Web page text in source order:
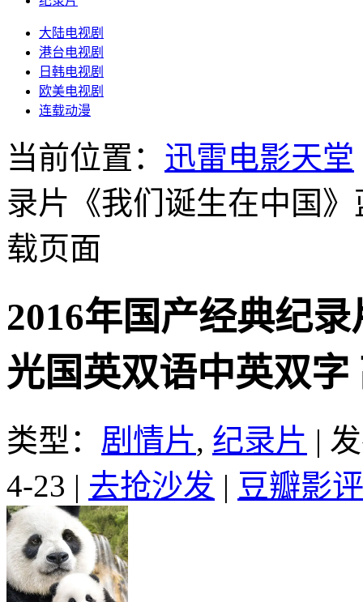
大陆电视剧
港台电视剧
日韩电视剧
欧美电视剧
连载动漫
当前位置： 迅雷电影天堂
录片《我们诞生在中国
载页面
2016年国产经典纪
光国英双语中英双字
类型： 剧情片, 纪录片 |
4-23 | 去抢沙发 | 豆瓣影评